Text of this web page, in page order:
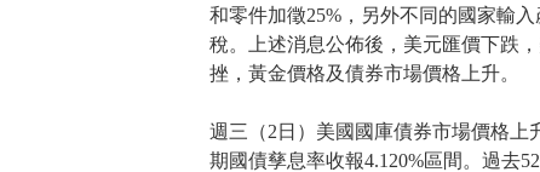
和零件加徵25%，另外不同的國家輸
稅。上述消息公佈後，美元匯價下跌
挫，黃金價格及債券市場價格上升。
週三（2日）美國國庫債券市場價格上
期國債孳息率收報4.120%區間。過去